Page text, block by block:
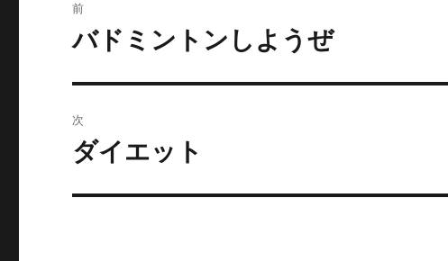
稿
ゲ
前
前
投
稿:
バドミントンしようぜ
次
次
投
ダイエット